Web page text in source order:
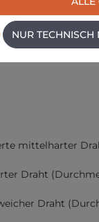
mittelharter
Draht
Draht
NUR